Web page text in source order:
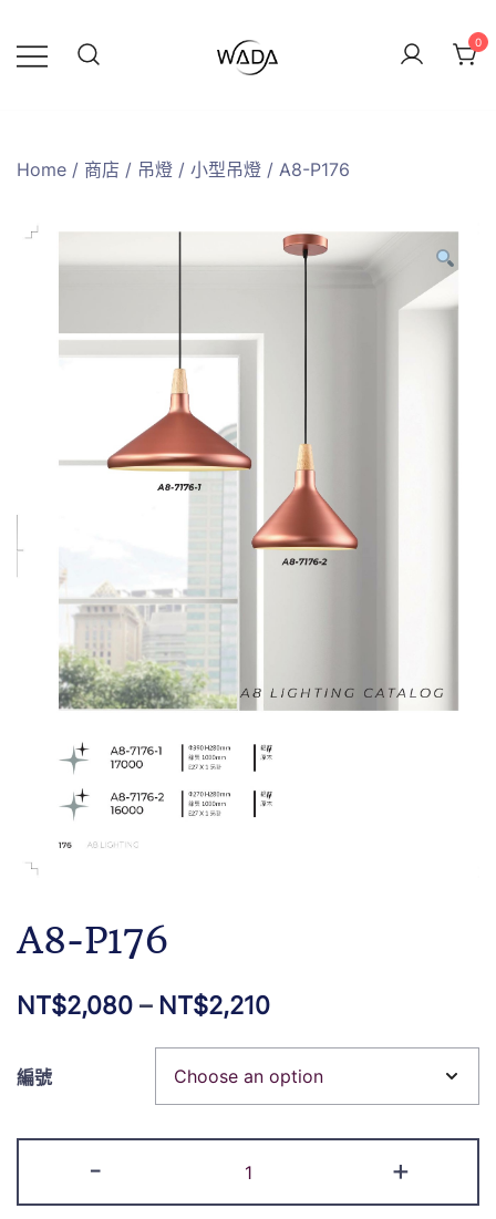
0
Home / 商店 / 吊燈 / 小型吊燈 / A8-P176
A8-P176
NT$2,080 – NT$2,210
編號
- +